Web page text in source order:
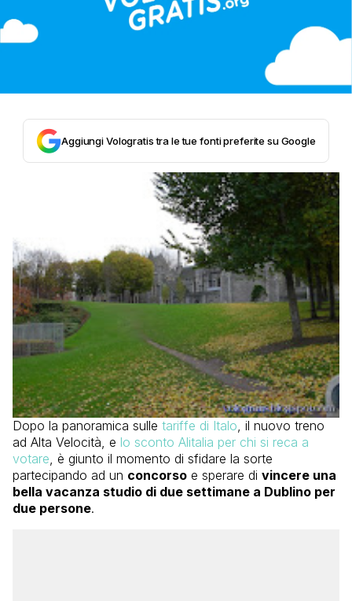
Aggiungi Vologratis tra le tue fonti preferite su Google
Dopo la panoramica sulle tariffe di Italo, il nuovo treno
ad Alta Velocità, e lo sconto Alitalia per chi si reca a
votare, è giunto il momento di sfidare la sorte
partecipando ad un concorso e sperare di vincere una
bella vacanza studio di due settimane a Dublino per
due persone.